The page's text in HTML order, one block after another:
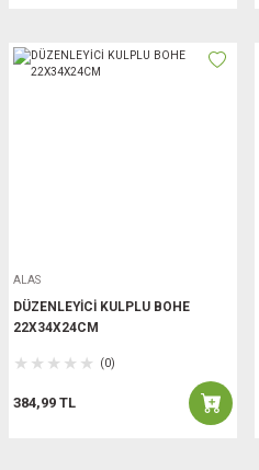
ALAS
DÜZENLEYİCİ KULPLU BOHE
22X34X24CM
(0)
384,99 TL